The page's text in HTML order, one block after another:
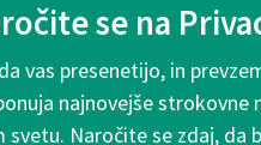
se na
vas presenetijo, in
najnovejše
Naročite se zdaj, da